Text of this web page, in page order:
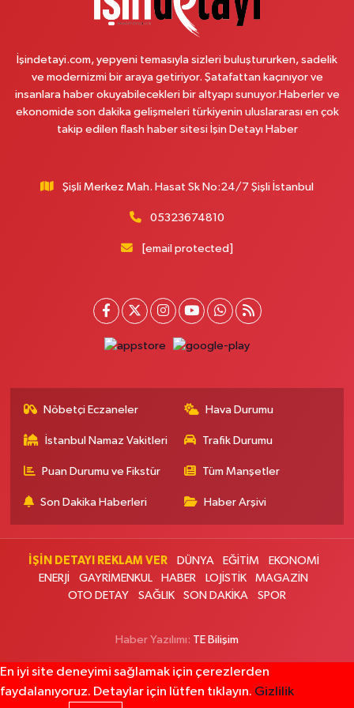
Petroliş Mahallesi Nirengi Sokak No:11 A Hüseyin Araç Sağlık Merkezi Yanı
Yavuz Selim Orta Okul Karşısı
Osman Eczanesi
Osmanağa Mahallesi Kuşdili Caddesi No:55 A
0 (216) 784 30 99 Yol Tarifi Al
Veliefendi Mahallesi Çırpıcı Yolu B Sokak 1-B PİDEBANK AŞAĞISI
Osmaniye Mahallesi Adalet Sokak 6 Osmaniye Minibüs Durakları
Meydanı, Çarşı girişi,Tarihi Kayıkçıoğlu Fırını karşısı
Ece Eczanesi
Eşref Bitlis Bulvarı No:40 A Sultanbeyli İstanbul Dumankaya Trend
0 (533) 260 54 90 Yol Tarifi Al
Aysu Eczanesi
Koşuyolu Mahallesi Koşuyolu Caddesi No:77 A Medipol Hastanesi'nin
Yol Tarifi Al
Vural Eczanesi
Esenevler Mahallesi Yunus Emre Caddesi 41 B Yunus Emre Caddesi Çağrı
İşindetayi.com, yepyeni temasıyla sizleri buluştururken, sadelik
ve modernizmi bir araya getiriyor. Şatafattan kaçınıyor ve
insanlara haber okuyabilecekleri bir altyapı sunuyor.Haberler ve
ekonomide son dakika gelişmeleri türkiyenin uluslararası en çok
takip edilen flash haber sitesi İşin Detayı Haber
Şişli Merkez Mah. Hasat Sk No:24/7 Şişli İstanbul
05323674810
[email protected]
Nöbetçi Eczaneler Hava Durumu
İstanbul Namaz Vakitleri Trafik Durumu
Puan Durumu ve Fikstür Tüm Manşetler
Son Dakika Haberleri Haber Arşivi
İŞİN DETAYI REKLAM VER DÜNYA EĞİTİM
EKONOMİ
ENERJİ
GAYRİMENKUL HABER LOJİSTİK
MAGAZİN
OTO DETAY
SAĞLIK SON DAKİKA SPOR
Haber Yazılımı: TE Bilişim
En iyi site deneyimi sağlamak için çerezlerden
faydalanıyoruz. Detaylar için lütfen tıklayın. Gizlilik